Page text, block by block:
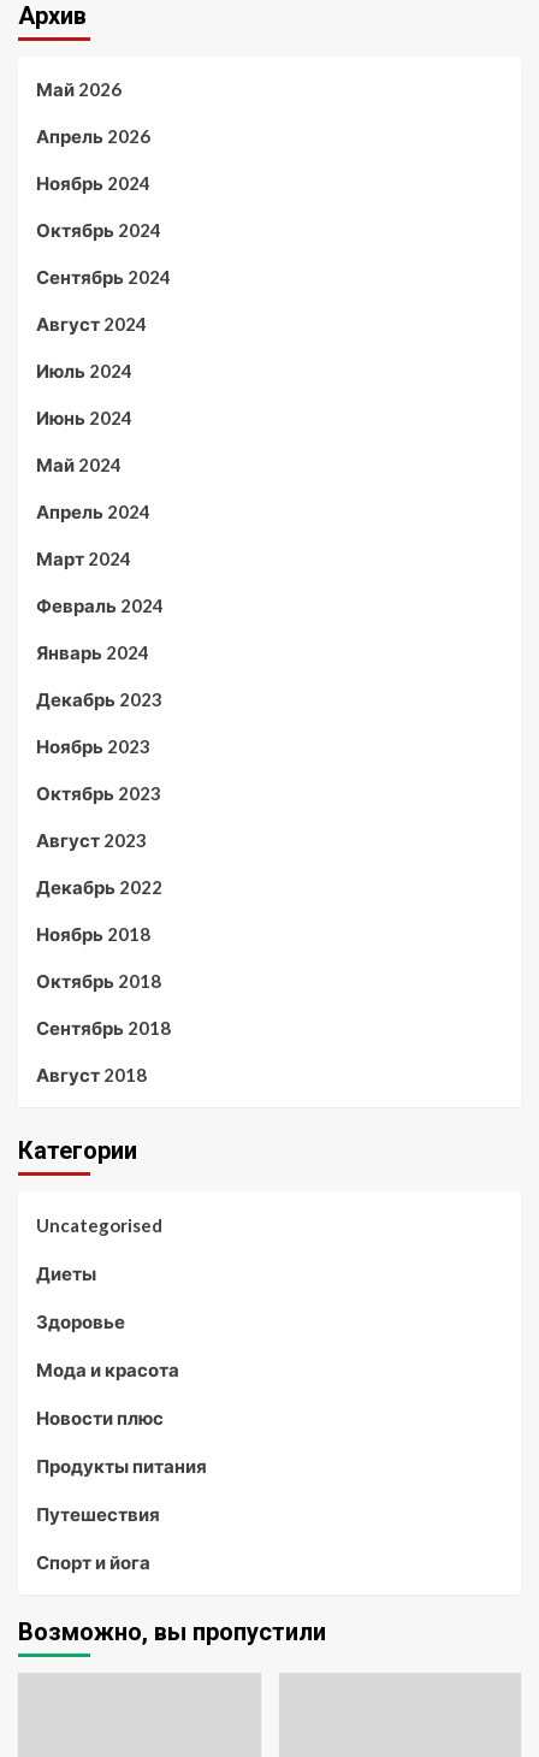
Архив
Май 2026
Апрель 2026
Ноябрь 2024
Октябрь 2024
Сентябрь 2024
Август 2024
Июль 2024
Июнь 2024
Май 2024
Апрель 2024
Март 2024
Февраль 2024
Январь 2024
Декабрь 2023
Ноябрь 2023
Октябрь 2023
Август 2023
Декабрь 2022
Ноябрь 2018
Октябрь 2018
Сентябрь 2018
Август 2018
Категории
Uncategorised
Диеты
Здоровье
Мода и красота
Новости плюс
Продукты питания
Путешествия
Спорт и йога
Возможно, вы пропустили